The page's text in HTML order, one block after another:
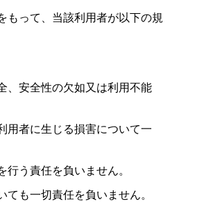
もって、当該利用者が以下の規
、安全性の欠如又は利用不能
用者に生じる損害について一
う責任を負いません。
も一切責任を負いません。